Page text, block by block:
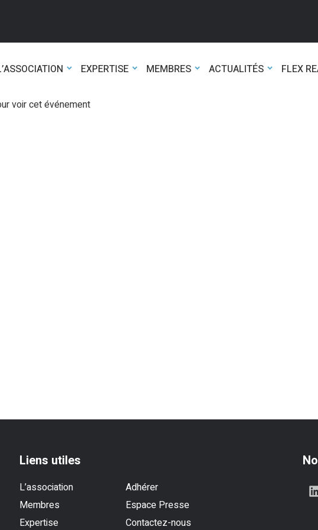
EXPERTISE MEMBRES ACTUALITÉS FLEX
voir cet événement
Liens utiles
L’association
Adhérer
Membres
Espace Presse
Expertise
Contactez-nous